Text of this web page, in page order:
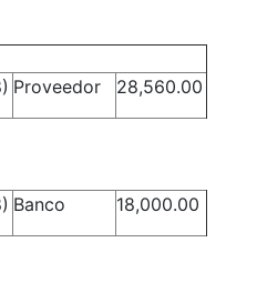
Proveedor 28,560.00
Banco 18,000.00